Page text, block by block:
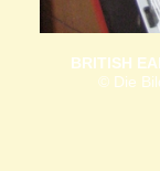
BRITISH
© Die